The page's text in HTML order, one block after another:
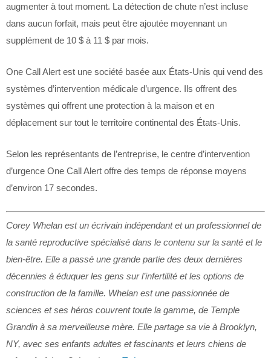
augmenter à tout moment. La détection de chute n’est incluse
dans aucun forfait, mais peut être ajoutée moyennant un
supplément de 10 $ à 11 $ par mois.
One Call Alert est une société basée aux États-Unis qui vend des
systèmes d’intervention médicale d’urgence. Ils offrent des
systèmes qui offrent une protection à la maison et en
déplacement sur tout le territoire continental des États-Unis.
Selon les représentants de l’entreprise, le centre d’intervention
d’urgence One Call Alert offre des temps de réponse moyens
d’environ 17 secondes.
Corey Whelan est un écrivain indépendant et un professionnel de
la santé reproductive spécialisé dans le contenu sur la santé et le
bien-être. Elle a passé une grande partie des deux dernières
décennies à éduquer les gens sur l’infertilité et les options de
construction de la famille. Whelan est une passionnée de
sciences et ses héros couvrent toute la gamme, de Temple
Grandin à sa merveilleuse mère. Elle partage sa vie à Brooklyn,
NY, avec ses enfants adultes et fascinants et leurs chiens de